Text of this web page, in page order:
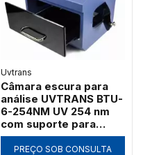
Uvtrans
Câmara escura para
análise UVTRANS BTU-
6-254NM UV 254 nm
com suporte para
câmera
PREÇO SOB CONSULTA